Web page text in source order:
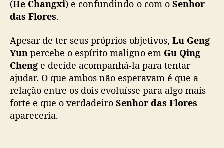
s
s
p
í
t
o
(He Changxi) e confundindo-o com o Senhor
das Flores.
Apesar de ter seus próprios objetivos, Lu Geng
Yun percebe o espírito maligno em Gu Qing
Cheng e decide acompanhá-la para tentar
ajudar. O que ambos não esperavam é que a
relação entre os dois evoluísse para algo mais
forte e que o verdadeiro Senhor das Flores
apareceria.